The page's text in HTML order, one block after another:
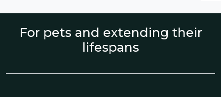
For pets and extending their
lifespans